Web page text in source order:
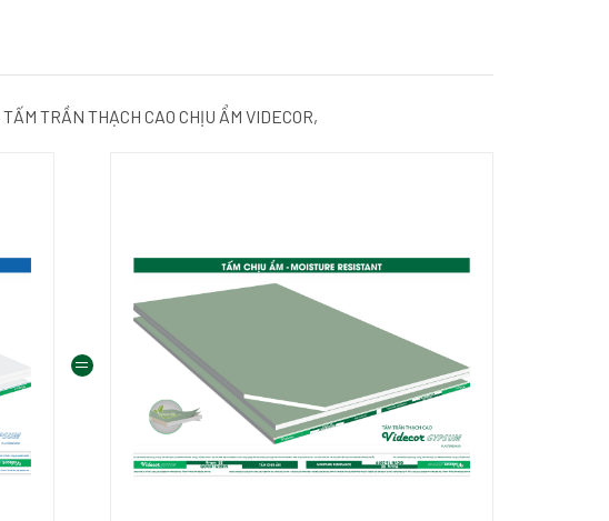
TẤM TRẦN THẠCH CAO CHỊU ẨM VIDECOR,